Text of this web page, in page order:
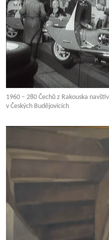
1960 – 280 Čechů z Rakouska
v Českých Budějovicích